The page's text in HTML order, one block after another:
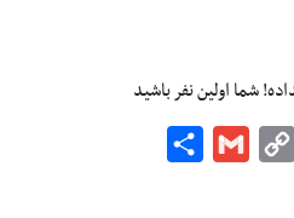
شما اولین نفر باشید
Balatarin
Copy
Gmail